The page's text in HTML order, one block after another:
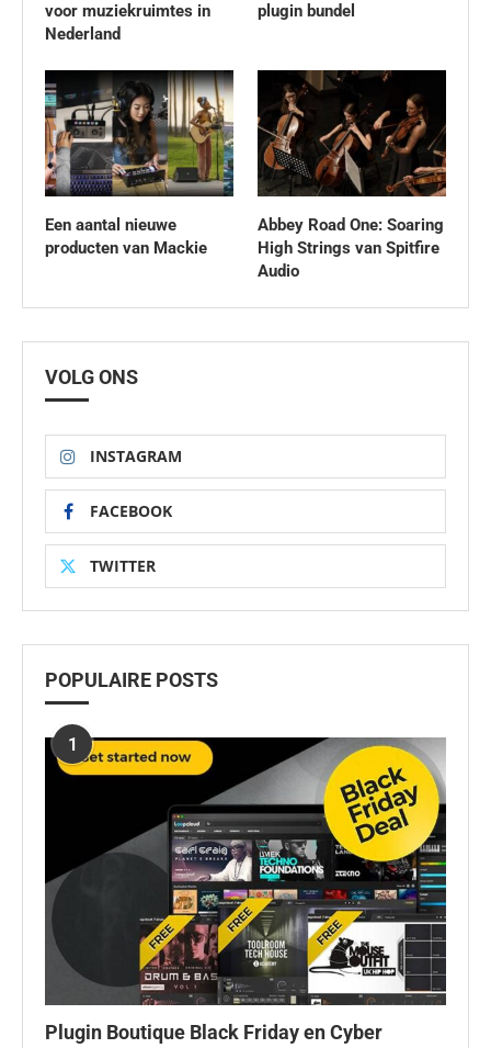
voor muziekruimtes in
Nederland
plugin bundel
Een aantal nieuwe
producten van Mackie
Abbey Road One: Soaring
High Strings van Spitfire
Audio
VOLG ONS
INSTAGRAM
FACEBOOK
TWITTER
POPULAIRE POSTS
1
Plugin Boutique Black Friday en Cyber